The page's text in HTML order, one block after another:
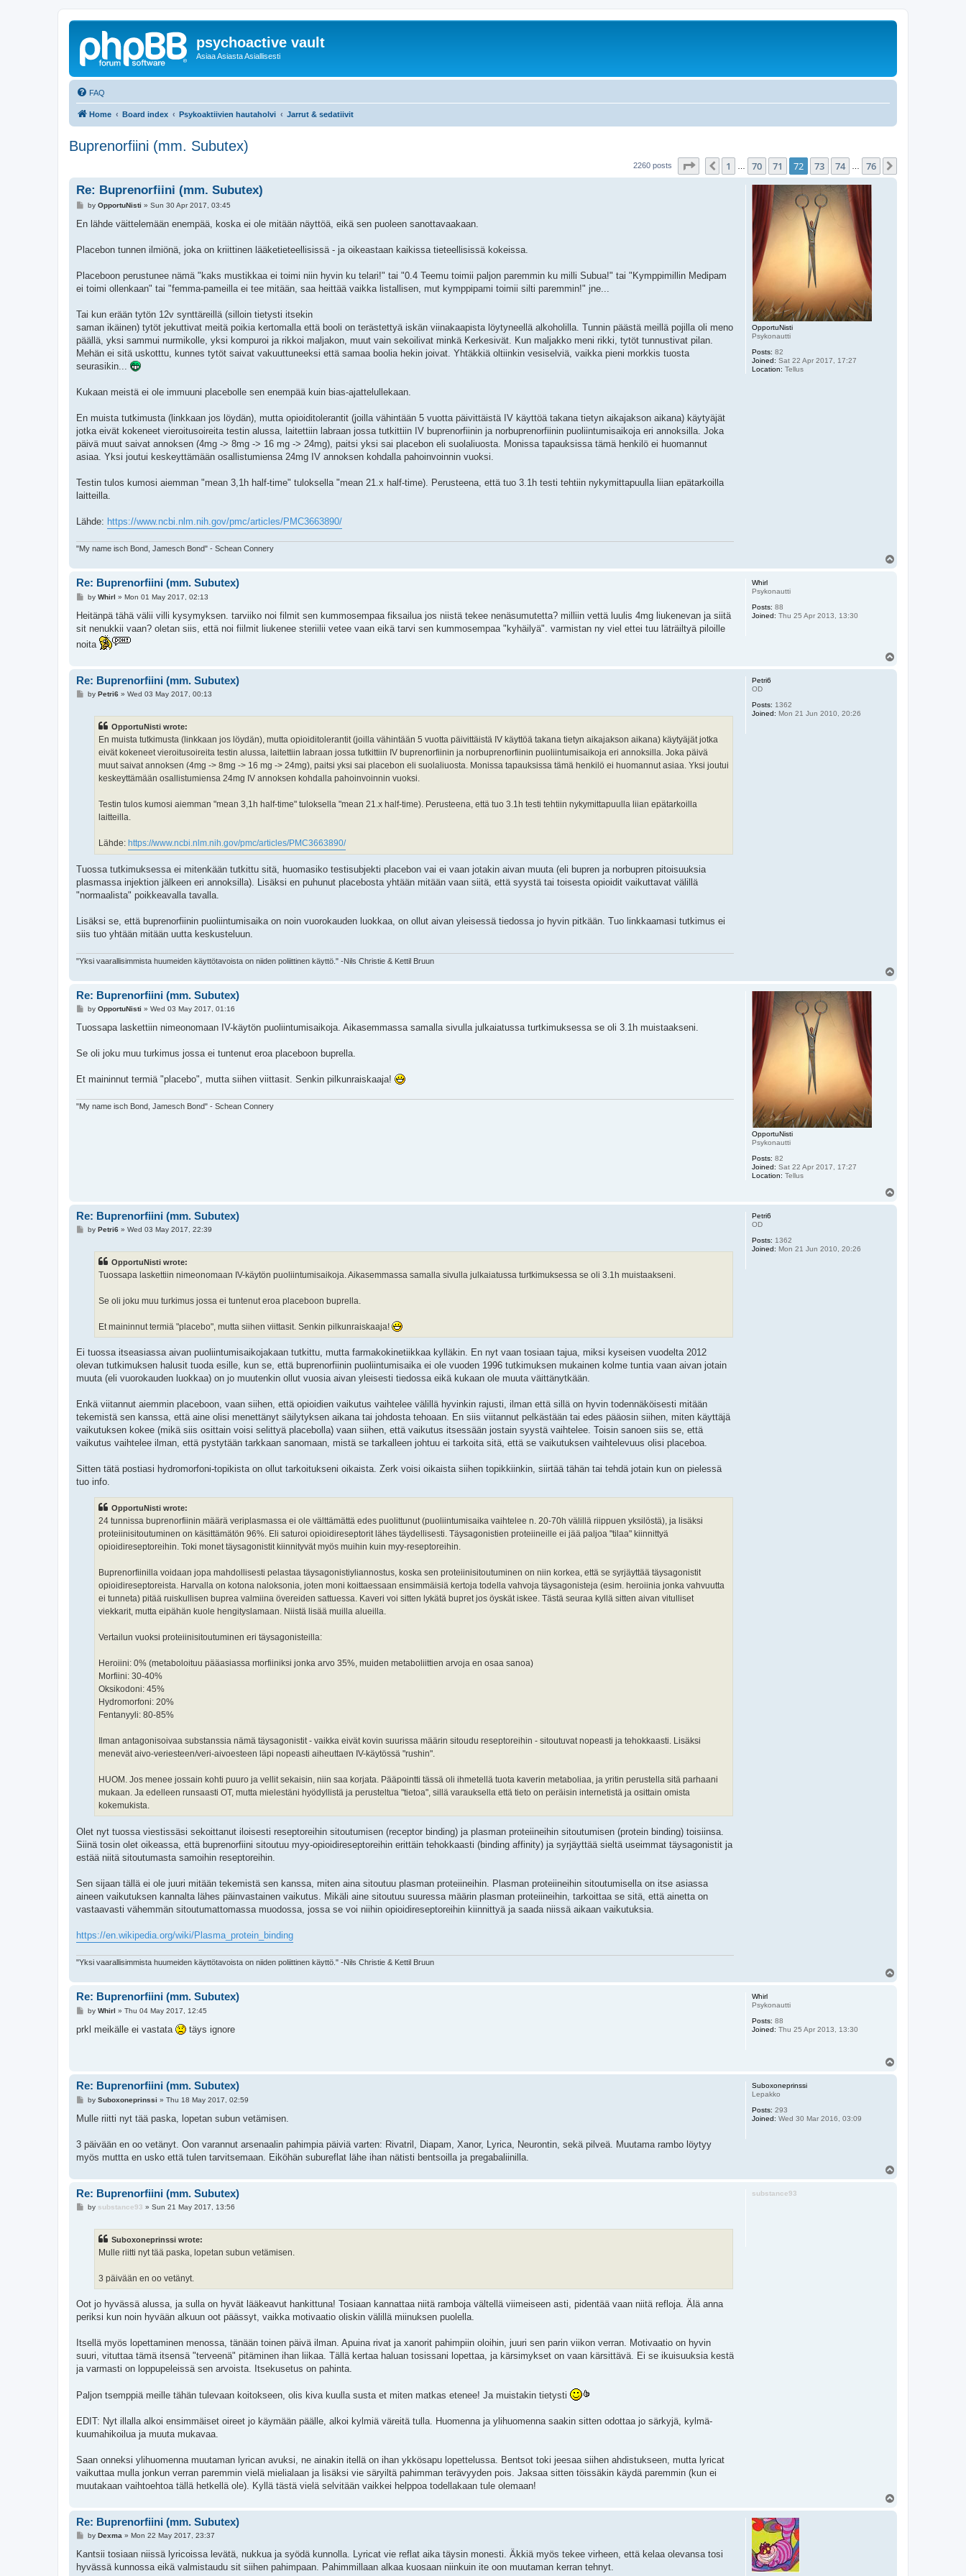
psychoactive vault
Asiaa Asiasta Asiallisesti
FAQ
Home Board index Psykoaktiivien hautaholvi Jarrut & sedatiivit
Buprenorfiini (mm. Subutex)
2260 posts Page 72 76
Previous
1 70 71 72 73 74 76
OpportuNisti
Psykonautti
Posts: 82
Joined: Sat 22 Apr 2017, 17:27
Location: Tellus
Re: Buprenorfiini (mm. Subutex)
P
s
by OpportuNisti » Sun 30 Apr 2017, 03:45
En lähde väittelemään enempää, koska ei ole mitään näyttöä, eikä sen puoleen sanottavaakaan.
Placebon tunnen ilmiönä, joka on kriittinen lääketieteellisissä - ja oikeastaan kaikissa tieteellisissä kokeissa.
Placeboon perustunee nämä "kaks mustikkaa ei toimi niin hyvin ku telari!" tai "0.4 Teemu toimii paljon paremmin ku milli Subua!" tai "Kymppimillin Medipam
ei toimi ollenkaan" tai "femma-pameilla ei tee mitään, saa heittää vaikka listallisen, mut kymppipami toimii silti paremmin!" jne...
Tai kun erään tytön 12v synttäreillä (silloin tietysti itsekin
saman ikäinen) tytöt jekuttivat meitä poikia kertomalla että booli on terästettyä iskän viinakaapista löytyneellä alkoholilla. Tunnin päästä meillä pojilla oli meno
päällä, yksi sammui nurmikolle, yksi kompuroi ja rikkoi maljakon, muut vain sekoilivat minkä Kerkesivät. Kun maljakko meni rikki, tytöt tunnustivat pilan.
Mehän ei sitä uskotttu, kunnes tytöt saivat vakuuttuneeksi että samaa boolia hekin joivat. Yhtäkkiä oltiinkin vesiselviä, vaikka pieni morkkis tuosta
seurasikin...
Kukaan meistä ei ole immuuni placebolle sen enempää kuin bias-ajattelullekaan.
En muista tutkimusta (linkkaan jos löydän), mutta opioiditolerantit (joilla vähintään 5 vuotta päivittäistä IV käyttöä takana tietyn aikajakson aikana) käytyäjät
jotka eivät kokeneet vieroitusoireita testin alussa, laitettiin labraan jossa tutkittiin IV buprenorfiinin ja norbuprenorfiinin puoliintumisaikoja eri annoksilla. Joka
päivä muut saivat annoksen (4mg -> 8mg -> 16 mg -> 24mg), paitsi yksi sai placebon eli suolaliuosta. Monissa tapauksissa tämä henkilö ei huomannut
asiaa. Yksi joutui keskeyttämään osallistumiensa 24mg IV annoksen kohdalla pahoinvoinnin vuoksi.
Testin tulos kumosi aiemman "mean 3,1h half-time" tuloksella "mean 21.x half-time). Perusteena, että tuo 3.1h testi tehtiin nykymittapuulla liian epätarkoilla
laitteilla.
Lähde: https://www.ncbi.nlm.nih.gov/pmc/articles/PMC3663890/
"My name isch Bond, Jamesch Bond" - Schean Connery
Whirl
Psykonautti
Posts: 88
Joined: Thu 25 Apr 2013, 13:30
Re: Buprenorfiini (mm. Subutex)
P
s
by Whirl » Mon 01 May 2017, 02:13
Heitänpä tähä välii villi kysymyksen. tarviiko noi filmit sen kummosempaa fiksailua jos niistä tekee nenäsumutetta? milliin vettä luulis 4mg liukenevan ja siitä
sit nenukkii vaan? oletan siis, että noi fiilmit liukenee steriilii vetee vaan eikä tarvi sen kummosempaa "kyhäilyä". varmistan ny viel ettei tuu läträiltyä piloille
noita
Petri6
OD
Posts: 1362
Joined: Mon 21 Jun 2010, 20:26
Re: Buprenorfiini (mm. Subutex)
Pby Petri6» Wed 03 May 2017, 00:13
OpportuNisti wrote:
En muista tutkimusta (linkkaan jos löydän), mutta opioiditolerantit (joilla vähintään 5 vuotta päivittäistä IV käyttöä takana tietyn aikajakson aikana) käytyäjät jotka
eivät kokeneet vieroitusoireita testin alussa, laitettiin labraan jossa tutkittiin IV buprenorfiinin ja norbuprenorfiinin puoliintumisaikoja eri annoksilla. Joka päivä
muut saivat annoksen (4mg -> 8mg -> 16 mg -> 24mg), paitsi yksi sai placebon eli suolaliuosta. Monissa tapauksissa tämä henkilö ei huomannut asiaa. Yksi joutui
keskeyttämään osallistumiensa 24mg IV annoksen kohdalla pahoinvoinnin vuoksi.
Testin tulos kumosi aiemman "mean 3,1h half-time" tuloksella "mean 21.x half-time). Perusteena, että tuo 3.1h testi tehtiin nykymittapuulla liian epätarkoilla
laitteilla.
Lähde: https://www.ncbi.nlm.nih.gov/pmc/articles/PMC3663890/
Tuossa tutkimuksessa ei mitenkään tutkittu sitä, huomasiko testisubjekti placebon vai ei vaan jotakin aivan muuta (eli bupren ja norbupren pitoisuuksia
plasmassa injektion jälkeen eri annoksilla). Lisäksi en puhunut placebosta yhtään mitään vaan siitä, että syystä tai toisesta opioidit vaikuttavat välillä
"normaalista" poikkeavalla tavalla.
Lisäksi se, että buprenorfiinin puoliintumisaika on noin vuorokauden luokkaa, on ollut aivan yleisessä tiedossa jo hyvin pitkään. Tuo linkkaamasi tutkimus ei
siis tuo yhtään mitään uutta keskusteluun.
"Yksi vaarallisimmista huumeiden käyttötavoista on niiden poliittinen käyttö." -Nils Christie & Kettil Bruun
OpportuNisti
Psykonautti
Posts: 82
Joined: Sat 22 Apr 2017, 17:27
Location: Tellus
Re: Buprenorfiini (mm. Subutex)
P
s
by OpportuNisti » Wed 03 May 2017, 01:16
Tuossapa laskettiin nimeonomaan IV-käytön puoliintumisaikoja. Aikasemmassa samalla sivulla julkaiatussa turtkimuksessa se oli 3.1h muistaakseni.
Se oli joku muu turkimus jossa ei tuntenut eroa placeboon buprella.
Et maininnut termiä "placebo", mutta siihen viittasit. Senkin pilkunraiskaaja!
"My name isch Bond, Jamesch Bond" - Schean Connery
Petri6
OD
Posts: 1362
Joined: Mon 21 Jun 2010, 20:26
Re: Buprenorfiini (mm. Subutex)
Pby Petri6» Wed 03 May 2017, 22:39
OpportuNisti wrote:
Tuossapa laskettiin nimeonomaan IV-käytön puoliintumisaikoja. Aikasemmassa samalla sivulla julkaiatussa turtkimuksessa se oli 3.1h muistaakseni.
Se oli joku muu turkimus jossa ei tuntenut eroa placeboon buprella.
Et maininnut termiä "placebo", mutta siihen viittasit. Senkin pilkunraiskaaja!
Ei tuossa itseasiassa aivan puoliintumisaikojakaan tutkittu, mutta farmakokinetiikkaa kylläkin. En nyt vaan tosiaan tajua, miksi kyseisen vuodelta 2012
olevan tutkimuksen halusit tuoda esille, kun se, että buprenorfiinin puoliintumisaika ei ole vuoden 1996 tutkimuksen mukainen kolme tuntia vaan aivan jotain
muuta (eli vuorokauden luokkaa) on jo muutenkin ollut vuosia aivan yleisesti tiedossa eikä kukaan ole muuta väittänytkään.
Enkä viitannut aiemmin placeboon, vaan siihen, että opioidien vaikutus vaihtelee välillä hyvinkin rajusti, ilman että sillä on hyvin todennäköisesti mitään
tekemistä sen kanssa, että aine olisi menettänyt säilytyksen aikana tai johdosta tehoaan. En siis viitannut pelkästään tai edes pääosin siihen, miten käyttäjä
vaikutuksen kokee (mikä siis osittain voisi selittyä placebolla) vaan siihen, että vaikutus itsessään jostain syystä vaihtelee. Toisin sanoen siis se, että
vaikutus vaihtelee ilman, että pystytään tarkkaan sanomaan, mistä se tarkalleen johtuu ei tarkoita sitä, että se vaikutuksen vaihtelevuus olisi placeboa.
Sitten tätä postiasi hydromorfoni-topikista on ollut tarkoitukseni oikaista. Zerk voisi oikaista siihen topikkiinkin, siirtää tähän tai tehdä jotain kun on pielessä
tuo info.
OpportuNisti wrote:
24 tunnissa buprenorfiinin määrä veriplasmassa ei ole välttämättä edes puolittunut (puoliintumisaika vaihtelee n. 20-70h välillä riippuen yksilöstä), ja lisäksi
proteiinisitoutuminen on käsittämätön 96%. Eli saturoi opioidireseptorit lähes täydellisesti. Täysagonistien proteiineille ei jää paljoa "tilaa" kiinnittyä
opioidireseptoreihin. Toki monet täysagonistit kiinnityvät myös muihin kuin myy-reseptoreihin.
Buprenorfiinilla voidaan jopa mahdollisesti pelastaa täysagonistiyliannostus, koska sen proteiinisitoutuminen on niin korkea, että se syrjäyttää täysagonistit
opioidireseptoreista. Harvalla on kotona naloksonia, joten moni koittaessaan ensimmäisiä kertoja todella vahvoja täysagonisteja (esim. heroiinia jonka vahvuutta
ei tunneta) pitää ruiskullisen buprea valmiina övereiden sattuessa. Kaveri voi sitten lykätä bupret jos öyskät iskee. Tästä seuraa kyllä sitten aivan vitulliset
viekkarit, mutta eipähän kuole hengityslamaan. Niistä lisää muilla alueilla.
Vertailun vuoksi proteiinisitoutuminen eri täysagonisteilla:
Heroiini: 0% (metaboloituu pääasiassa morfiiniksi jonka arvo 35%, muiden metaboliittien arvoja en osaa sanoa)
Morfiini: 30-40%
Oksikodoni: 45%
Hydromorfoni: 20%
Fentanyyli: 80-85%
Ilman antagonisoivaa substanssia nämä täysagonistit - vaikka eivät kovin suurissa määrin sitoudu reseptoreihin - sitoutuvat nopeasti ja tehokkaasti. Lisäksi
menevät aivo-veriesteen/veri-aivoesteen läpi nopeasti aiheuttaen IV-käytössä "rushin".
HUOM. Jos menee jossain kohti puuro ja vellit sekaisin, niin saa korjata. Pääpointti tässä oli ihmetellä tuota kaverin metaboliaa, ja yritin perustella sitä parhaani
mukaan. Ja edelleen runsaasti OT, mutta mielestäni hyödyllistä ja perusteltua "tietoa", sillä varauksella että tieto on peräisin internetistä ja osittain omista
kokemukista.
Olet nyt tuossa viestissäsi sekoittanut iloisesti reseptoreihin sitoutumisen (receptor binding) ja plasman proteiineihin sitoutumisen (protein binding) toisiinsa.
Siinä tosin olet oikeassa, että buprenorfiini sitoutuu myy-opioidireseptoreihin erittäin tehokkaasti (binding affinity) ja syrjäyttää sieltä useimmat täysagonistit ja
estää niitä sitoutumasta samoihin reseptoreihin.
Sen sijaan tällä ei ole juuri mitään tekemistä sen kanssa, miten aina sitoutuu plasman proteiineihin. Plasman proteiineihin sitoutumisella on itse asiassa
aineen vaikutuksen kannalta lähes päinvastainen vaikutus. Mikäli aine sitoutuu suuressa määrin plasman proteiineihin, tarkoittaa se sitä, että ainetta on
vastaavasti vähemmän sitoutumattomassa muodossa, jossa se voi niihin opioidireseptoreihin kiinnittyä ja saada niissä aikaan vaikutuksia.
https://en.wikipedia.org/wiki/Plasma_protein_binding
"Yksi vaarallisimmista huumeiden käyttötavoista on niiden poliittinen käyttö." -Nils Christie & Kettil Bruun
Whirl
Psykonautti
Posts: 88
Joined: Thu 25 Apr 2013, 13:30
Re: Buprenorfiini (mm. Subutex)
P
s
by Whirl » Thu 04 May 2017, 12:45
prkl meikälle ei vastata täys ignore
Suboxoneprinssi
Lepakko
Posts: 293
Joined: Wed 30 Mar 2016, 03:09
Re: Buprenorfiini (mm. Subutex)
P
s
by Suboxoneprinssi » Thu 18 May 2017, 02:59
Mulle riitti nyt tää paska, lopetan subun vetämisen.
3 päivään en oo vetänyt. Oon varannut arsenaalin pahimpia päiviä varten: Rivatril, Diapam, Xanor, Lyrica, Neurontin, sekä pilveä. Muutama rambo löytyy
myös muttta en usko että tulen tarvitsemaan. Eiköhän subureflat lähe ihan nätisti bentsoilla ja pregabaliinilla.
substance93
Re: Buprenorfiini (mm. Subutex)
Pby substance93 » Sun 21 May 2017, 13:56
Suboxoneprinssi wrote:
Mulle riitti nyt tää paska, lopetan subun vetämisen.
3 päivään en oo vetänyt.
Oot jo hyvässä alussa, ja sulla on hyvät lääkeavut hankittuna! Tosiaan kannattaa niitä ramboja vältellä viimeiseen asti, pidentää vaan niitä refloja. Älä anna
periksi kun noin hyvään alkuun oot päässyt, vaikka motivaatio oliskin välillä miinuksen puolella.
Itsellä myös lopettaminen menossa, tänään toinen päivä ilman. Apuina rivat ja xanorit pahimpiin oloihin, juuri sen parin viikon verran. Motivaatio on hyvin
suuri, vituttaa tämä itsensä "terveenä" pitäminen ihan liikaa. Tällä kertaa haluan tosissani lopettaa, ja kärsimykset on vaan kärsittävä. Ei se ikuisuuksia kestä
ja varmasti on loppupeleissä sen arvoista. Itsekusetus on pahinta.
Paljon tsemppiä meille tähän tulevaan koitokseen, olis kiva kuulla susta et miten matkas etenee! Ja muistakin tietysti
EDIT: Nyt illalla alkoi ensimmäiset oireet jo käymään päälle, alkoi kylmiä väreitä tulla. Huomenna ja ylihuomenna saakin sitten odottaa jo särkyjä, kylmä-
kuumahikoilua ja muuta mukavaa.
Saan onneksi ylihuomenna muutaman lyrican avuksi, ne ainakin itellä on ihan ykkösapu lopettelussa. Bentsot toki jeesaa siihen ahdistukseen, mutta lyricat
vaikuttaa mulla jonkun verran paremmin vielä mielialaan ja lisäksi vie säryiltä pahimman terävyyden pois. Jaksaa sitten töissäkin käydä paremmin (kun ei
muutakaan vaihtoehtoa tällä hetkellä ole). Kyllä tästä vielä selvitään vaikkei helppoa todellakaan tule olemaan!
Re: Buprenorfiini (mm. Subutex)
P
s
by Dexma» Mon 22 May 2017, 23:37
Kantsii tosiaan niissä lyricoissa levätä, nukkua ja syödä kunnolla. Lyricat vie reflat aika täysin monesti. Äkkiä myös tekee virheen, että kelaa olevansa tosi
hyvässä kunnossa eikä valmistaudu sit siihen pahimpaan. Pahimmillaan alkaa kuosaan niinkuin ite oon muutaman kerran tehnyt.